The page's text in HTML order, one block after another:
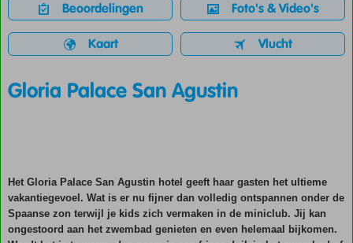
Beoordelingen Foto's & Video's
Kaart Vlucht
Gloria Palace San Agustin
Het Gloria Palace San Agustin hotel geeft haar gasten het ultieme
vakantiegevoel. Wat is er nu fijner dan volledig ontspannen onder de
Spaanse zon terwijl je kids zich vermaken in de miniclub. Jij kan
ongestoord aan het zwembad genieten en even helemaal bijkomen.